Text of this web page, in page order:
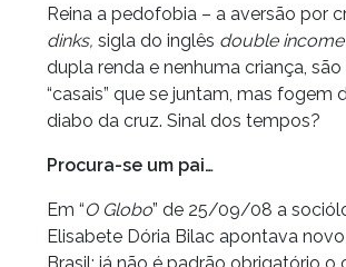
Reina a pedofobia – a aversão por
dinks, sigla do inglês double
dupla renda e nenhuma criança,
“casais” que se juntam, mas fogem
diabo da cruz. Sinal dos tempos?
Procura-se um pai…
Em “O Globo” de 25/09/08 a
Elisabete Dória Bilac apontava